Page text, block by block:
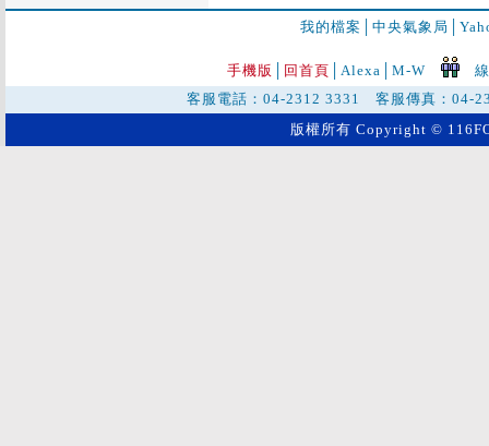
我的檔案 中央氣象局
手機版 回首頁 Alexa│ M-W
客服電話：04-2312 3331 客服傳真：
版權所有 Copyright ©